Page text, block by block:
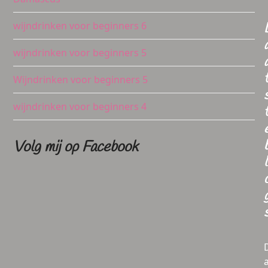
wijndrinken voor beginners 6
wijndrinken voor beginners 5
Wijndrinken voor beginners 5
wijndrinken voor beginners 4
Volg mij op Facebook
t
t
l